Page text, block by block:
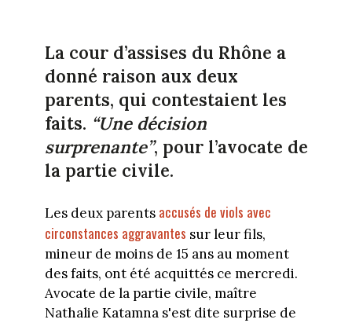
La cour d’assises du Rhône a
donné raison aux deux
parents, qui contestaient les
faits. “Une décision
surprenante”, pour l’avocate de
la partie civile.
Les deux parents accusés de viols avec
circonstances aggravantes sur leur fils,
mineur de moins de 15 ans au moment
des faits, ont été acquittés ce mercredi.
Avocate de la partie civile, maître
Nathalie Katamna s'est dite surprise de